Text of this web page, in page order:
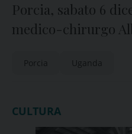
Porcia, sabato 6
medico-chirurgo
Porcia Uganda
CULTURA